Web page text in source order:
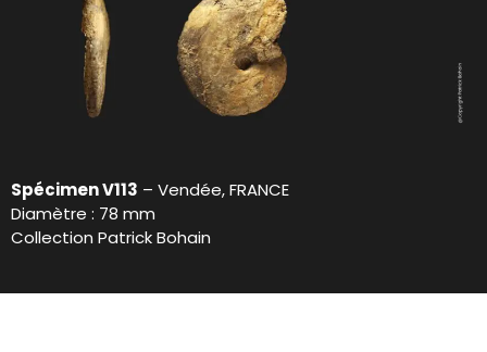
Spécimen V113 – Vendée, FRANCE
Diamètre : 78 mm
Collection Patrick Bohain